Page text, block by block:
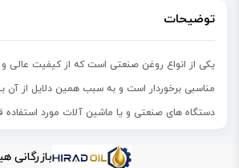
توضیحات
یکی از انواع روغن صنعتی است که از کیفیت
مناسبی برخوردار است و به سبب همین دلایل از آن
دستگاه های صنعتی و یا ماشین آلات مورد استفاده
مصرف در جعبه دنده دستگاه های صنایع مختلف
بازرگانی